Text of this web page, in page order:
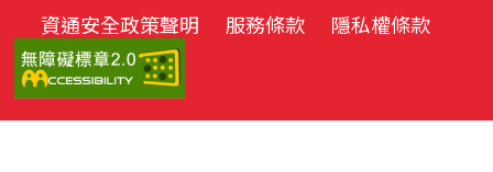
資通安全政策聲明
服務條款 隱私權條款